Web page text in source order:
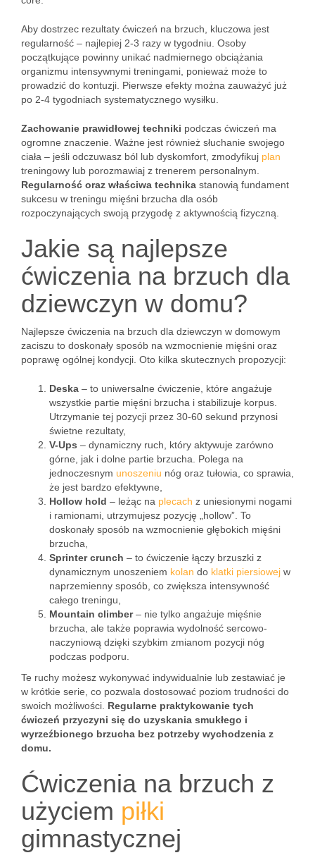
Aby dostrzec rezultaty ćwiczeń na brzuch, kluczowa jest
regularność – najlepiej 2-3 razy w tygodniu. Osoby
początkujące powinny unikać nadmiernego obciążania
organizmu intensywnymi treningami, ponieważ może to
prowadzić do kontuzji. Pierwsze efekty można zauważyć już
po 2-4 tygodniach systematycznego wysiłku.
Zachowanie prawidłowej techniki podczas ćwiczeń ma
ogromne znaczenie. Ważne jest również słuchanie swojego
ciała – jeśli odczuwasz ból lub dyskomfort, zmodyfikuj plan
treningowy lub porozmawiaj z trenerem personalnym.
Regularność oraz właściwa technika stanowią fundament
sukcesu w treningu mięśni brzucha dla osób
rozpoczynających swoją przygodę z aktywnością fizyczną.
Jakie są najlepsze
ćwiczenia na brzuch dla
dziewczyn w domu?
Najlepsze ćwiczenia na brzuch dla dziewczyn w domowym
zaciszu to doskonały sposób na wzmocnienie mięśni oraz
poprawę ogólnej kondycji. Oto kilka skutecznych propozycji:
Deska – to uniwersalne ćwiczenie, które angażuje
wszystkie partie mięśni brzucha i stabilizuje korpus.
Utrzymanie tej pozycji przez 30-60 sekund przynosi
świetne rezultaty,
V-Ups – dynamiczny ruch, który aktywuje zarówno
górne, jak i dolne partie brzucha. Polega na
jednoczesnym unoszeniu nóg oraz tułowia, co sprawia,
że jest bardzo efektywne,
Hollow hold – leżąc na plecach z uniesionymi nogami
i ramionami, utrzymujesz pozycję „hollow”. To
doskonały sposób na wzmocnienie głębokich mięśni
brzucha,
Sprinter crunch – to ćwiczenie łączy brzuszki z
dynamicznym unoszeniem kolan do klatki piersiowej w
naprzemienny sposób, co zwiększa intensywność
całego treningu,
Mountain climber– nie tylko angażuje mięśnie
brzucha, ale także poprawia wydolność sercowo-
naczyniową dzięki szybkim zmianom pozycji nóg
podczas podporu.
Te ruchy możesz wykonywać indywidualnie lub zestawiać je
w krótkie serie, co pozwala dostosować poziom trudności do
swoich możliwości. Regularne praktykowanie tych
ćwiczeń przyczyni się do uzyskania smukłego i
wyrzeźbionego brzucha bez potrzeby wychodzenia z
domu.
Ćwiczenia na brzuch z
użyciem piłki
gimnastycznej